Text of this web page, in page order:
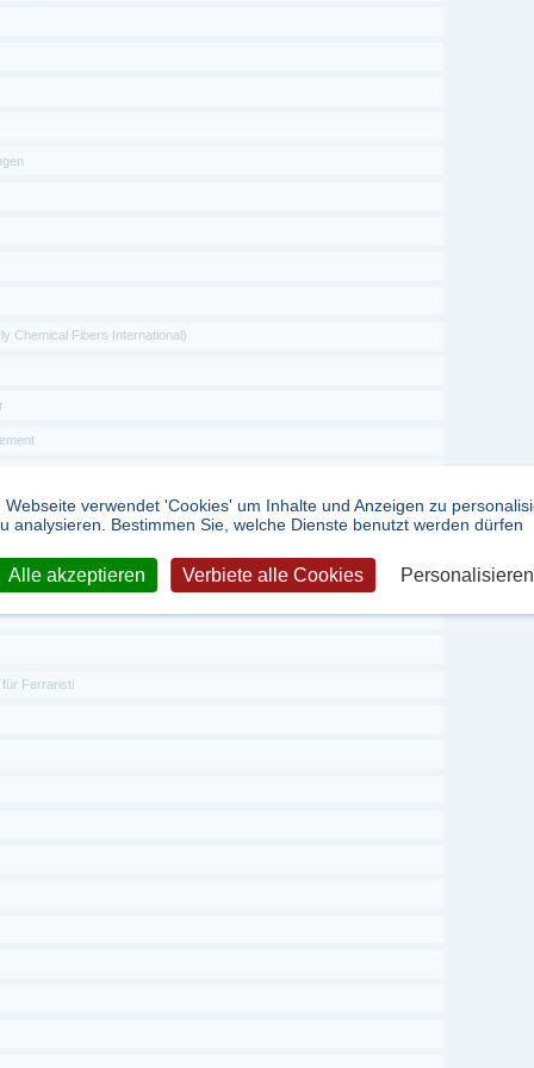
Chemical Fibers International)
Ferraristi
Webseite verwendet 'Cookies' um Inhalte und Anzeigen zu
analysieren. Bestimmen Sie, welche Dienste benutzt werden dürfen
Alle akzeptieren Verbiete alle Cookies Personalisieren